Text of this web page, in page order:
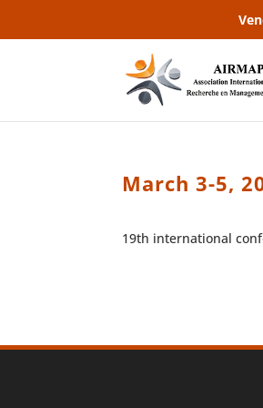
March 3-5,
19th international